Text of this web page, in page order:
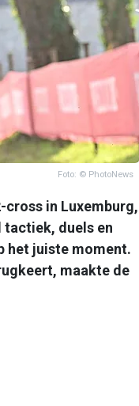
Foto: © PhotoNews
cross in Luxemburg,
tactiek, duels en
het juiste moment.
maakte de